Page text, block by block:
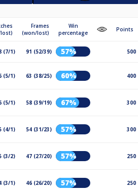
Frames
(won/lost)
Win
percentage
Points
(7/1) 91 (52/39) 57% 500
(5/1) 63 (38/25) 60% 400
(5/1) 58 (39/19) 67% 300
(4/1) 54 (31/23) 57% 300
(3/2) 47 (27/20) 57% 250
(3/1) 46 (26/20) 57% 250